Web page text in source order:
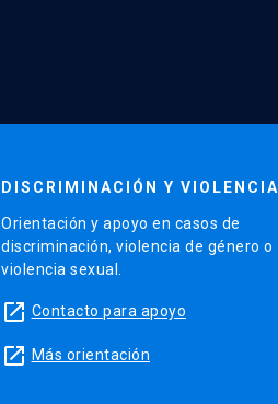
DISCRIMINACIÓN Y VIOLENCIA
Orientación y apoyo en casos de
discriminación, violencia de género o
violencia sexual.
launch Contacto para apoyo
launch Más orientación